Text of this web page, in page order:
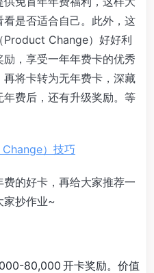
是否适合自己。此外，这
Product Change）好好利
，享受一年年费卡的优秀
将卡转为无年费卡，深藏
费后，还有升级奖励。等
）技巧
的好卡，再给大家推荐一
家抄作业~
80,000 开卡奖励。价值